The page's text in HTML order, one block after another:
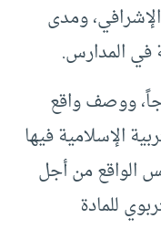
ومدى
في المدارس.
ووصف واقع
الإسلامية فيها
الواقع من أجل
للمادة